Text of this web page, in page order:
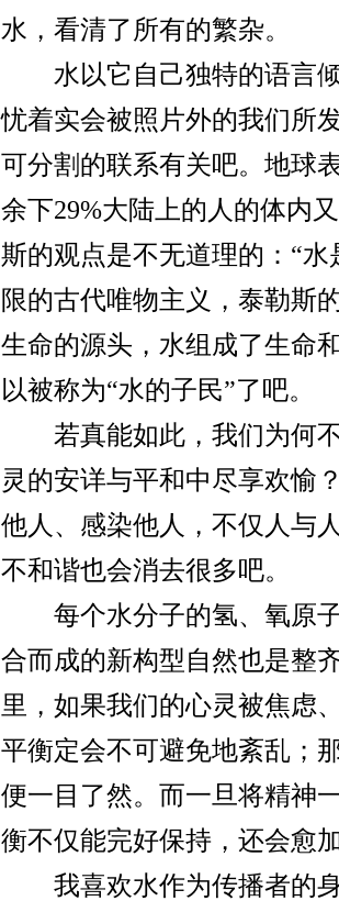
水，看清了所有的繁杂。
水以它自己独特的语言倾
忧着实会被照片外的我们所
可分割的联系有关吧。地球
余下29%大陆上的人的体内
斯的观点是不无道理的：“
限的古代唯物主义，泰勒斯
生命的源头，水组成了生命
以被称为“水的子民”了吧。
若真能如此，我们为何不
灵的安详与平和中尽享欢愉
他人、感染他人，不仅人与
不和谐也会消去很多吧。
每个水分子的氢、氧原子
合而成的新构型自然也是整
里，如果我们的心灵被焦虑
平衡定会不可避免地紊乱；
便一目了然。而一旦将精神
衡不仅能完好保持，还会愈
我喜欢水作为传播者的身